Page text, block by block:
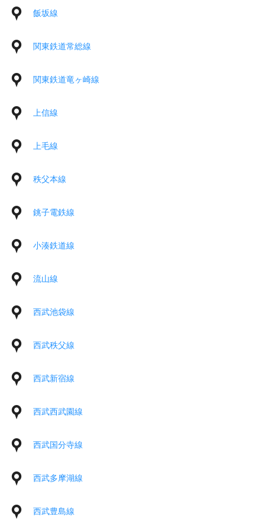
飯坂線
関東鉄道常総線
関東鉄道竜ヶ崎線
上信線
上毛線
秩父本線
銚子電鉄線
小湊鉄道線
流山線
西武池袋線
西武秩父線
西武新宿線
西武西武園線
西武国分寺線
西武多摩湖線
西武豊島線